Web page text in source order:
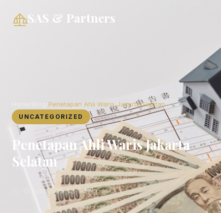
SAS & Partners
Penetapan Ahli Waris Jakarta Selatan
UNCATEGORIZED
Penetapan Ahli Waris Jakarta
Selatan
16 April 2025• admin